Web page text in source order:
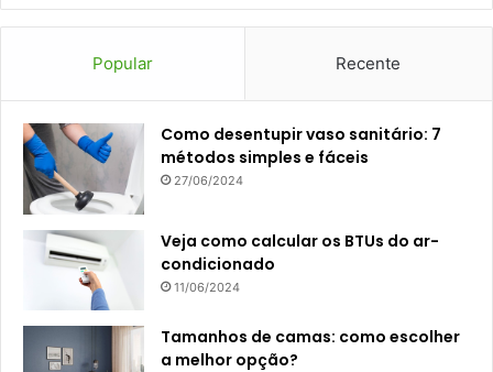
Popular Recente
Como desentupir vaso sanitário: 7
métodos simples e fáceis
27/06/2024
Veja como calcular os BTUs do ar-
condicionado
11/06/2024
Tamanhos de camas: como escolher
a melhor opção?